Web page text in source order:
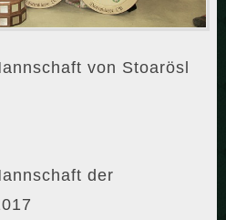
von Stoarösl
der